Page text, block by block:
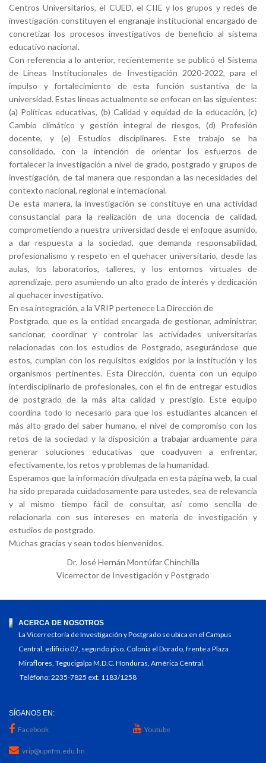
Centros Universitarios, el CUED, el CIIE y los grupos y redes de
investigación constituyen el engranaje institucional encargado de
concretizar los procesos investigativos de beneficio al sistema
educativo nacional.
Con referencia a lo anterior, recientemente se publicó el Sistema
de Líneas Institucionales de Investigación 2020-2022, para el
impulso y fortalecimiento de esta función sustantiva de la
universidad. Estas líneas actualmente se enfocan en las siguientes:
(a) Políticas educativas, (b) Calidad y equidad de la educación, (c)
Cambio climático y gestión integral de riesgos, (d) Profesión
docente, y (e) Estudios disciplinares. Este trabajo se ha
consolidado, con la intención de orientar los esfuerzos de
fortalecer la investigación a nivel de grado, postgrado y grupos de
investigación, de tal manera que respondan a las necesidades del
contexto nacional, regional e internacional.
De esta manera, la investigación se constituye en una actividad
consustancial para la realización de una docencia de calidad,
comprometiendo a nuestra universidad desde el enfoque asumido,
a dar respuesta a la sociedad, que demanda responsabilidad,
profesionalismo y respeto en el quehacer universitario, desde las
aulas, los laboratorios, talleres, y los entornos virtuales de
aprendizaje, pero asumiendo un alto grado de interés y dedicación
al quehacer investigativo.
En esa integración, a la VRIP pertenece La Dirección de
Postgrado, que es la entidad encargada de gestionar, administrar,
sancionar, coordinar y controlar las actividades universitarias
relacionadas con los estudios de Postgrado, asegurándose que
estos, cumplan con los requisitos exigidos por la institución y los
organismos pertinentes. Esta Dirección, cuenta con un equipo
interdisciplinario de profesionales, con el fin de entregar estudios
de postgrado de la más alta calidad y prestigio. Este equipo
coordina todo lo necesario para que los estudiantes alcancen el
más alto grado del saber humano, el nivel de compromiso con los
retos de la sociedad y la disposición a trabajar arduamente para
generar soluciones educativas que coadyuven a enfrentar,
efectivamente, los retos y problemas de la humanidad.
Esperamos que la información divulgada en esta página web, la cual
ha sido preparada cuidadosamente para ustedes, sea de relevancia
y al mismo tiempo fácil de consultar, así como sencilla de
relacionarla con sus intereses en materia de investigación y
estudios de postgrado.
Muchas gracias y sean todos bienvenidos.
Dr. José Hernán Montúfar Chinchilla
Vicerrector de Investigación y Postgrado
ACERCA DE NOSOTROS
La Vicerrectoría de Investigación y Postgrado se ubica en el Campus
Central, edificio 07, segundo piso. Colonia el Dorado, frente a Plaza
Miraflores, Tegucigalpa M.D.C. Honduras, América Central.
Teléfono: 2235-7825 ext. 1183/1258
SÍGANOS EN:
Facebook Youtube
vrip@upnfm.edu.hn